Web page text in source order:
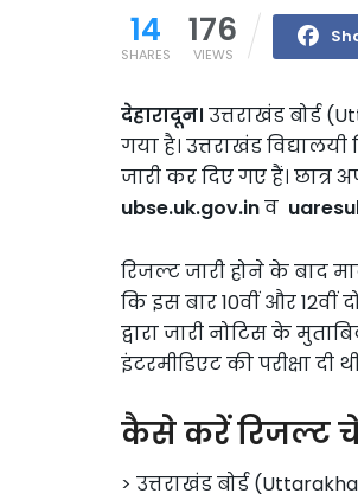
14
SHARES
176
VIEWS
देहारादून। उत्तराखंड बोर्ड
गया है। उत्तराखंड विद्यालयी
जारी कर दिए गए हैं। छात्र
ubse.uk.gov.inव
रिजल्ट जारी होने के बाद
कि इस बार 10वीं और 12वीं
द्वारा जारी नोटिस के
इंटरमीडिएट की परीक्षा दी
कैसे करें रिजल्ट
> उत्तराखंड बोर्ड